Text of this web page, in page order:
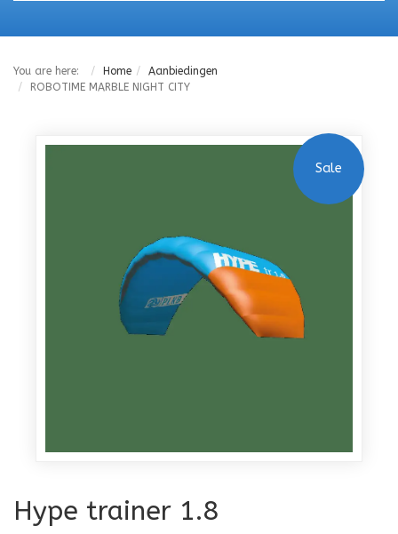
You are here: Home
Aanbiedingen
ROBOTIME MARBLE NIGHT CITY
Sale
Hype trainer 1.8